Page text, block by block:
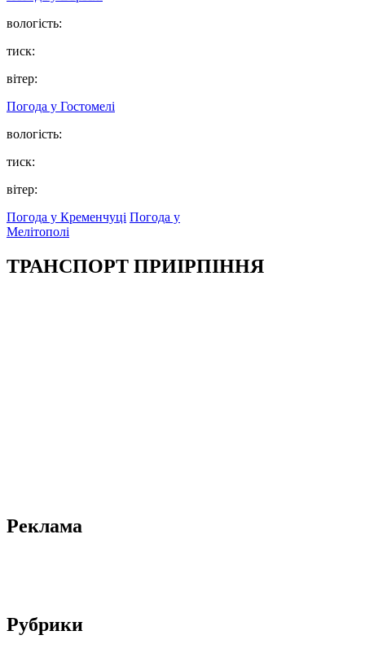
вологість:
тиск:
вітер:
Погода у Гостомелі
вологість:
тиск:
вітер:
Погода у Кременчуці Погода у
Мелітополі
ТРАНСПОРТ ПРИІРПІННЯ
Реклама
Рубрики